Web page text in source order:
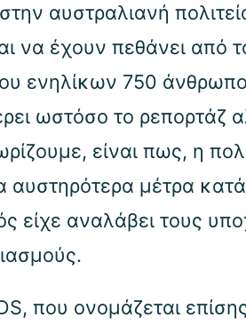
αυστραλιανή
να έχουν πεθάνει από
ενηλίκων 750
ωστόσο το ρεπορτάζ
είναι πως, η
αυστηρότερα μέτρα
είχε αναλάβει τους
που ονομάζεται